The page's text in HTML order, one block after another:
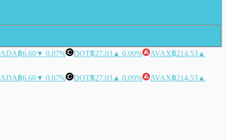
ADA฿6.60▼ 0.07% DOT฿27.03 ▲ 0.09% AVAX฿214.53 ▲
ADA฿6.60▼ 0.07% DOT฿27.03 ▲ 0.09% AVAX฿214.53 ▲